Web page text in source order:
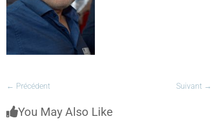
← Précédent Suivant →
You May Also Like